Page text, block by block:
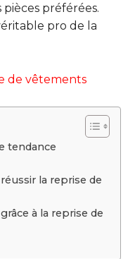
préférées.
pro de la
de vêtements
tendance
la reprise de
à la reprise de